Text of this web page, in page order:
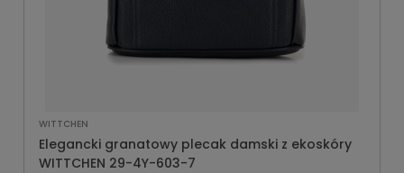
WITTCHEN
Elegancki granatowy plecak damski z ekoskóry
WITTCHEN 29-4Y-603-7